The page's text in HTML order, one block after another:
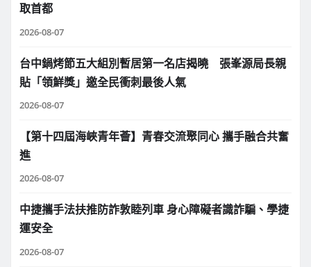
取首都
2026-08-07
台中鍋烤節五大組別暫居第一名店揭曉 張峯源局長親
貼「領鮮獎」邀全民衝刺最後人氣
2026-08-07
【第十四屆海峽青年薈】青春交流聚同心 攜手融合共奮
進
2026-08-07
中捷攜手法扶推防詐敦睦列車 身心障礙者識詐騙、學捷
運安全
2026-08-07